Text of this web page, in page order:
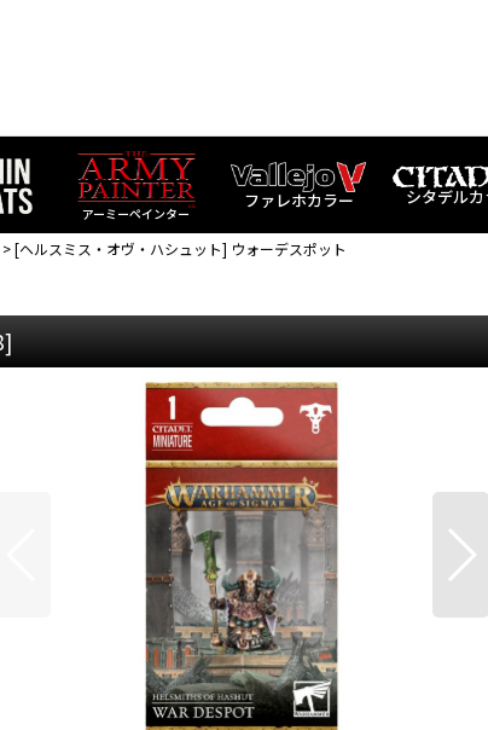
アーミーペインター
ファレホカラー シタデル
>[ヘルスミス・オヴ・ハシュット] ウォーデスポット
]